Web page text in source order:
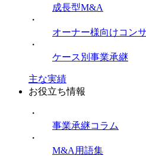
成長型M&A
・
オーナー様向けコン
・
ケース別事業承継
主な実績
お役立ち情報
・
事業承継コラム
・
M&A用語集